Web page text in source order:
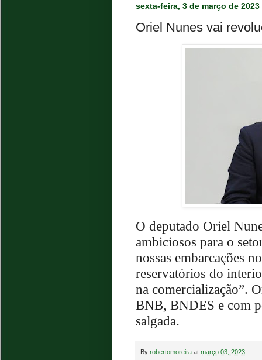
sexta-feira, 3 de março de 2023
Oriel Nunes vai
O deputado Oriel
ambiciosos para o
nossas embarcações
reservatórios do
na comercialização”.
BNB, BNDES e com
salgada.
By robertomoreira at março 03, 2023